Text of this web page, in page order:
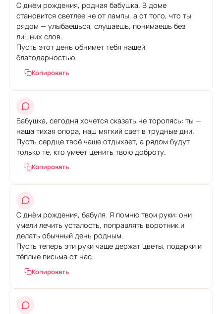
С днём рождения, родная бабушка. В доме
становится светлее не от лампы, а от того, что ты
рядом — улыбаешься, слушаешь, понимаешь без
лишних слов.
Пусть этот день обнимет тебя нашей
благодарностью.
Копировать
Бабушка, сегодня хочется сказать не торопясь: ты —
наша тихая опора, наш мягкий свет в трудные дни.
Пусть сердце твоё чаще отдыхает, а рядом будут
только те, кто умеет ценить твою доброту.
Копировать
С днём рождения, бабуля. Я помню твои руки: они
умели лечить усталость, поправлять воротник и
делать обычный день родным.
Пусть теперь эти руки чаще держат цветы, подарки и
тёплые письма от нас.
Копировать